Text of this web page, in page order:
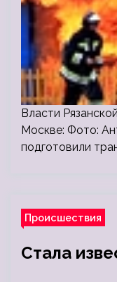
Власти
Москве: Фото:
подготовили
Происшествия
Стала